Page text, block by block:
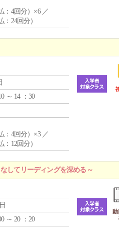
：4回分）×6 ／
：24回分）
～ 14 ：30
：4回分）×3 ／
：12回分）
してリーディングを深める～
～ 20 ：20